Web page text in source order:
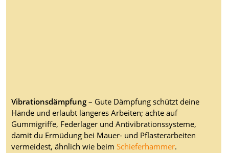
Vibrationsdämpfung– Gute Dämpfung schützt deine
Hände und erlaubt längeres Arbeiten; achte auf
Gummigriffe, Federlager und Antivibrationssysteme,
damit du Ermüdung bei Mauer- und Pflasterarbeiten
vermeidest, ähnlich wie beim Schieferhammer.